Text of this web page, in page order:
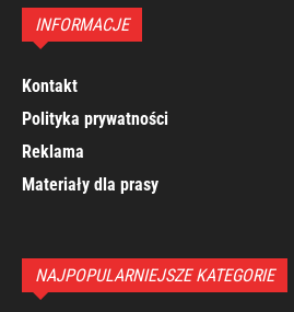
INFORMACJE
Kontakt
Polityka prywatności
Reklama
Materiały dla prasy
NAJPOPULARNIEJSZE KATEGORIE